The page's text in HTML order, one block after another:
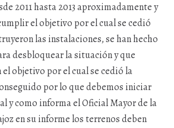
2011 hasta 2013 aproximadamente y
el objetivo por el cual se cedió
las instalaciones, se han hecho
desbloquear la situación y que
objetivo por el cual se cedió la
por lo que debemos iniciar
y como informa el Oficial Mayor de la
en su informe los terrenos deben